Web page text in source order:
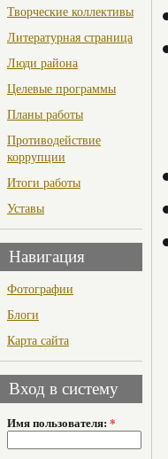
Творческие коллективы
Литературная страница
Люди района
Целевые программы
Планы работы
Противодействие
коррупции
Итоги работы
Уставы
Навигация
Фотографии
Блоги
Карта сайта
Вход в систему
Имя пользователя: *